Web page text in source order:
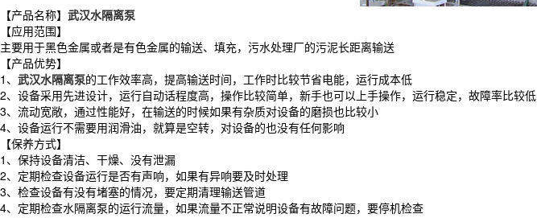
【产品名称】 武汉水隔离泵
【应用范围】
主要用于黑色金属或者是有色金属的输送、填充，污水处理厂的污泥长距离输送
【产品优势】
1、 武汉水隔离泵的工作效率高，提高输送时间，工作时比较节省电能，运行成本低
2、设备采用先进设计，运行自动话程度高，操作比较简单，新手也可以上手操作，运行稳定，故障率比较低
3、流动宽敞，通过性能好，在输送的时候如果有杂质对设备的磨损也比较小
4、设备运行不需要用润滑油，就算是空转，对设备的也没有任何影响
【保养方式】
1、保持设备清洁、干燥、没有泄漏
2、定期检查设备运行是否有声响，如果有异响要及时处理
3、检查设备有没有堵塞的情况，要定期清理输送管道
4、定期检查水隔离泵的运行流量，如果流量不正常说明设备有故障问题，要停机检查